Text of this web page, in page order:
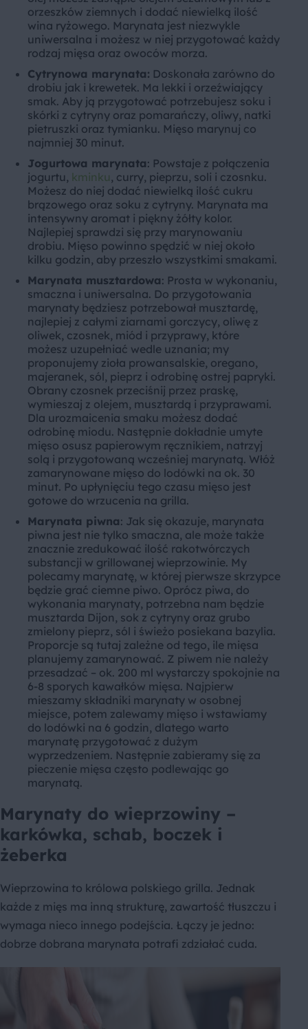
orzeszków ziemnych i dodać niewielką ilość
wina ryżowego. Marynata jest niezwykle
uniwersalna i możesz w niej przygotować każdy
rodzaj mięsa oraz owoców morza.
Cytrynowa marynata: Doskonała zarówno do
drobiu jak i krewetek. Ma lekki i orzeźwiający
smak. Aby ją przygotować potrzebujesz soku i
skórki z cytryny oraz pomarańczy, oliwy, natki
pietruszki oraz tymianku. Mięso marynuj co
najmniej 30 minut.
Jogurtowa marynata: Powstaje z połączenia
jogurtu, kminku, curry, pieprzu, soli i czosnku.
Możesz do niej dodać niewielką ilość cukru
brązowego oraz soku z cytryny. Marynata ma
intensywny aromat i piękny żółty kolor.
Najlepiej sprawdzi się przy marynowaniu
drobiu. Mięso powinno spędzić w niej około
kilku godzin, aby przeszło wszystkimi smakami.
Marynata musztardowa: Prosta w wykonaniu,
smaczna i uniwersalna. Do przygotowania
marynaty będziesz potrzebował musztardę,
najlepiej z całymi ziarnami gorczycy, oliwę z
oliwek, czosnek, miód i przyprawy, które
możesz uzupełniać wedle uznania; my
proponujemy zioła prowansalskie, oregano,
majeranek, sól, pieprz i odrobinę ostrej papryki.
Obrany czosnek przeciśnij przez praskę,
wymieszaj z olejem, musztardą i przyprawami.
Dla urozmaicenia smaku możesz dodać
odrobinę miodu. Następnie dokładnie umyte
mięso osusz papierowym ręcznikiem, natrzyj
solą i przygotowaną wcześniej marynatą. Włóż
zamarynowane mięso do lodówki na ok. 30
minut. Po upłynięciu tego czasu mięso jest
gotowe do wrzucenia na grilla.
Marynata piwna: Jak się okazuje, marynata
piwna jest nie tylko smaczna, ale może także
znacznie zredukować ilość rakotwórczych
substancji w grillowanej wieprzowinie. My
polecamy marynatę, w której pierwsze skrzypce
będzie grać ciemne piwo. Oprócz piwa, do
wykonania marynaty, potrzebna nam będzie
musztarda Dijon, sok z cytryny oraz grubo
zmielony pieprz, sól i świeżo posiekana bazylia.
Proporcje są tutaj zależne od tego, ile mięsa
planujemy zamarynować. Z piwem nie należy
przesadzać – ok. 200 ml wystarczy spokojnie na
6-8 sporych kawałków mięsa. Najpierw
mieszamy składniki marynaty w osobnej
miejsce, potem zalewamy mięso i wstawiamy
do lodówki na 6 godzin, dlatego warto
marynatę przygotować z dużym
wyprzedzeniem. Następnie zabieramy się za
pieczenie mięsa często podlewając go
marynatą.
Marynaty do wieprzowiny –
karkówka, schab, boczek i
żeberka
Wieprzowina to królowa polskiego grilla. Jednak
każde z mięs ma inną strukturę, zawartość tłuszczu i
wymaga nieco innego podejścia. Łączy je jedno:
dobrze dobrana marynata potrafi zdziałać cuda.